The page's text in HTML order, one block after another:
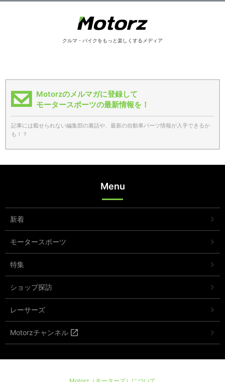
クルマ・バイクをもっと楽しくするメディア
Motorzのメルマガに登録して
モータースポーツの最新情報を！
記事には載せられない編集部の裏話や、最新の自動車パーツ情報が入手できるか
も！？
Menu
新着
モータースポーツ
特集
ショップ探訪
レーサーズ
Motorzチャンネル